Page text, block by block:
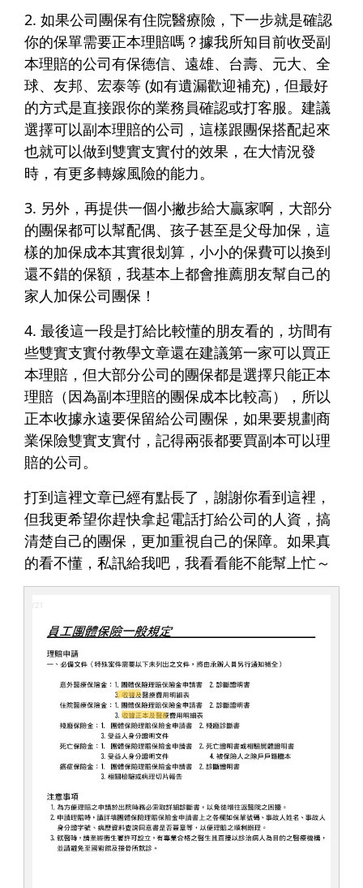
2. 如果公司團保有住院醫療險，下一步就是確認
你的保單需要正本理賠嗎 ？據我所知目前收受副
本理賠的公司有保德信、遠雄、台壽、元大、全
球、友邦、宏泰等 (如有遺漏歡迎補充)，但最好
的方式是直接跟你的業務員確認或打客服。建議
選擇可以副本理賠的公司，這樣跟團保搭配起來
也就可以做到雙實支實付的效果，在大情況發
時，有更多轉嫁風險的能力。
3. 另外，再提供一個小撇步給大贏家啊，大部分
的團保都可以幫配偶、孩子甚至是父母加保，這
樣的加保成本其實很划算，小小的保費可以換到
還不錯的保額，我基本上都會推薦朋友幫自己的
家人加保公司團保 ！
4. 最後這一段是打給比較懂的朋友看的，坊間有
些雙實支實付教學文章還在建議第一家可以買正
本理賠，但大部分公司的團保都是選擇只能正本
理賠（因為副本理賠的團保成本比較高），所以
正本收據永遠要保留給公司團保， 如果要規劃商
業保險雙實支實付，記得兩張都要買副本可以理
賠的公司。
打到這裡文章已經有點長了，謝謝你看到這裡，
但我更希望你趕快拿起電話打給公司的人資，搞
清楚自己的團保，更加重視自己的保障。如果真
的看不懂，私訊給我吧，我看看能不能幫上忙～